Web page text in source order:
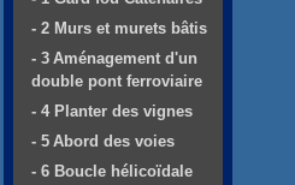
- 2 Murs et murets bâtis
- 3 Aménagement d'un
double pont ferroviaire
- 4 Planter des vignes
- 5 Abord des voies
- 6 Boucle hélicoïdale